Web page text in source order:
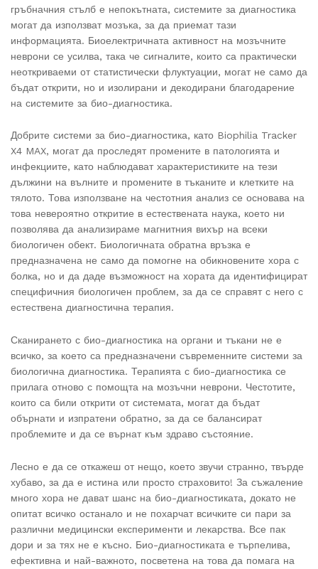
гръбначния стълб е непокътната, системите за диагностика
могат да използват мозъка, за да приемат тази
информацията. Биоелектричната активност на мозъчните
неврони се усилва, така че сигналите, които са практически
неоткриваеми от статистически флуктуации, могат не само да
бъдат открити, но и изолирани и декодирани благодарение
на системите за био-диагностика.
Добрите системи за био-диагностика, като Biophilia Tracker
X4 MAX, могат да проследят промените в патологията и
инфекциите, като наблюдават характеристиките на тези
дължини на вълните и промените в тъканите и клетките на
тялото. Това използване на честотния анализ се основава на
това невероятно откритие в естествената наука, което ни
позволява да анализираме магнитния вихър на всеки
биологичен обект. Биологичната обратна връзка е
предназначена не само да помогне на обикновените хора с
болка, но и да даде възможност на хората да идентифицират
специфичния биологичен проблем, за да се справят с него с
естествена диагностична терапия.
Сканирането с био-диагностика на органи и тъкани не е
всичко, за което са предназначени съвременните системи за
биологична диагностика. Терапията с био-диагностика се
прилага отново с помощта на мозъчни неврони. Честотите,
които са били открити от системата, могат да бъдат
обърнати и изпратени обратно, за да се балансират
проблемите и да се върнат към здраво състояние.
Лесно е да се откажеш от нещо, което звучи странно, твърде
хубаво, за да е истина или просто страховито! За съжаление
много хора не дават шанс на био-диагностиката, докато не
опитат всичко останало и не похарчат всичките си пари за
различни медицински експерименти и лекарства. Все пак
дори и за тях не е късно. Био-диагностиката е търпелива,
ефективна и най-важното, посветена на това да помага на